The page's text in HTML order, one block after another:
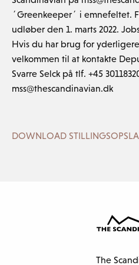
´Greenkeeper´ i emnefeltet.
udløber den 1. marts 2022.
Hvis du har brug for
velkommen til at kontakte
Svarre Selck på tlf. +45
mss@thescandinavian.dk
DOWNLOAD
The